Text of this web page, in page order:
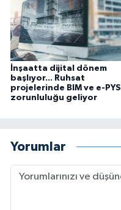
İnşaatta dijital dönem
başlıyor... Ruhsat
projelerinde BIM ve e-PYS
zorunluluğu geliyor
Yorumlar